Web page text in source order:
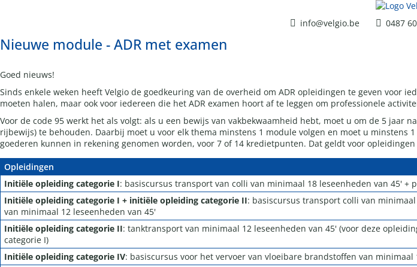
info@velgio.be 0487
Nieuwe module - ADR met examen
Goed nieuws!
Sinds enkele weken heeft Velgio de goedkeuring van de overheid om ADR opleidingen te geven voor
moeten halen, maar ook voor iedereen die het ADR examen hoort af te leggen om professionele
Voor de code 95 werkt het als volgt: als u een bewijs van vakbekwaamheid hebt, moet u om de 5
rijbewijs) te behouden. Daarbij moet u voor elk thema minstens 1 module volgen en moet u
goederen kunnen in rekening genomen worden, voor 7 of 14 kredietpunten. Dat geldt voor
Opleidingen
Initiële opleiding categorie I: basiscursus transport van colli van minimaal 18 leseenheden van 45' +
Initiële opleiding categorie I + initiële opleiding categorie II: basiscursus transport colli van
van minimaal 12 leseenheden van 45'
Initiële opleiding categorie II: tanktransport van minimaal 12 leseenheden van 45' (voor deze
categorie I)
Initiële opleiding categorie IV: basiscursus voor het vervoer van vloeibare brandstoffen van